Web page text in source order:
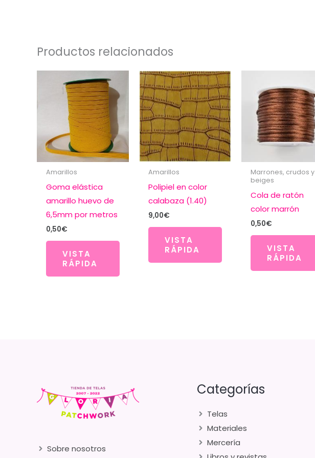
Productos relacionados
Amarillos
Goma elástica
amarillo huevo de
6,5mm por metros
0,50€
VISTA
RÁPIDA
Amarillos
Polipiel en color
calabaza (1.40)
9,00€
VISTA
RÁPIDA
Marrones, crudos y
beiges
Cola de ratón
color marrón
0,50€
VISTA
RÁPIDA
Sobre nosotros
Categorías
Telas
Materiales
Mercería